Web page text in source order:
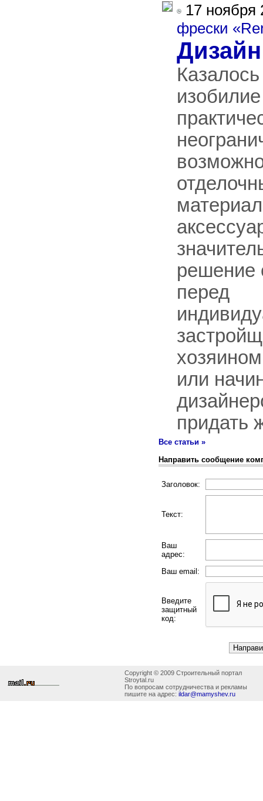
17 ноября
фрески
решение
перед
или
придать
Все статьи »
Направить сообщение
Заголовок:
Текст:
Ваш
адрес:
Ваш email:
Введите
защитный
код:
Copyright © 2009 Строительный портал
Stroytal.ru
По вопросам сотрудничества и рекламы
пишите на адрес: ildar@mamyshev.ru